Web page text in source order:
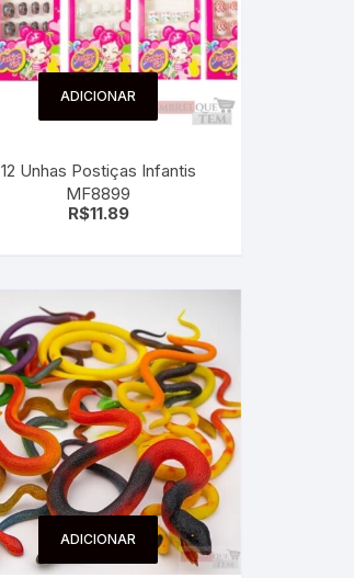
ADICIONAR
12 Unhas Postiças Infantis
MF8899
R$11.89
ADICIONAR